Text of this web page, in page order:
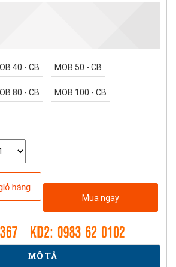
40 - CB MOB 50 - CB
80 - CB MOB 100 - CB
Mua ngay
MÔ TẢ